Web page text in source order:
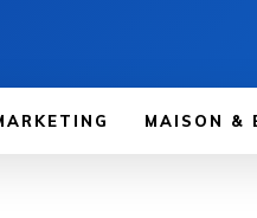
MAISON &